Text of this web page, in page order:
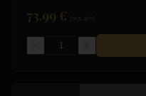
73.99 €